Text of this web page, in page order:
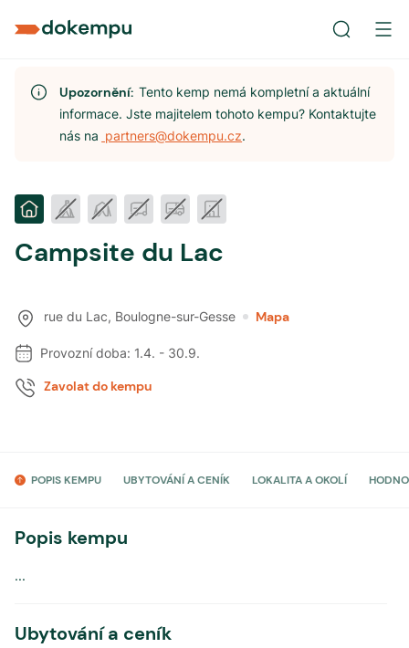
Upozornění:Tento kemp nemá kompletní a aktuální
informace. Jste majitelem tohoto kempu? Kontaktujte
nás na partners@dokempu.cz.
Campsite du Lac
rue du Lac, Boulogne-sur-Gesse Mapa
Provozní doba: 1.4. - 30.9.
Zavolat do kempu
POPIS KEMPU UBYTOVÁNÍ A CENÍK LOKALITA A OKOLÍ
Popis kempu
...
Ubytování a ceník